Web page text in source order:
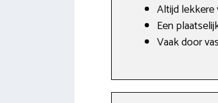
Altijd lekkere
Een
Vaak door